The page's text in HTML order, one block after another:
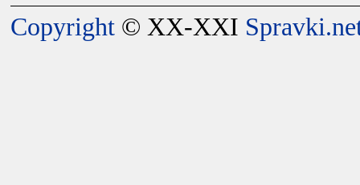
Copyright © XX-XXI